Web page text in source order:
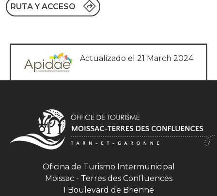
RUTA Y ACCESO
Actualizado el 21 March 2024
Oficina de Turismo Intermunicipal
Moissac - Terres des Confluences
1 Boulevard de Brienne